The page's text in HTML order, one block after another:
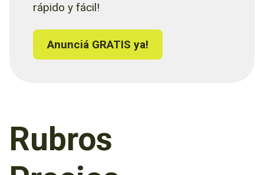
rápido y fácil!
Anunciá GRATIS ya!
Rubros